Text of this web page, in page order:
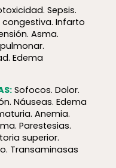
Sepsis.
Infarto
Asma.
Edema
Sofocos. Dolor.
Náuseas. Edema
Anemia.
Parestesias.
superior.
Transaminasas